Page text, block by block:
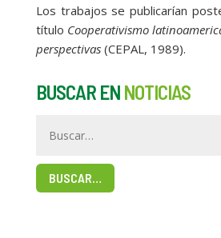
Los trabajos se publicarían
título Cooperativismo
perspectivas(CEPAL, 1989).
BUSCAR EN NOTICIAS
BUSCAR…